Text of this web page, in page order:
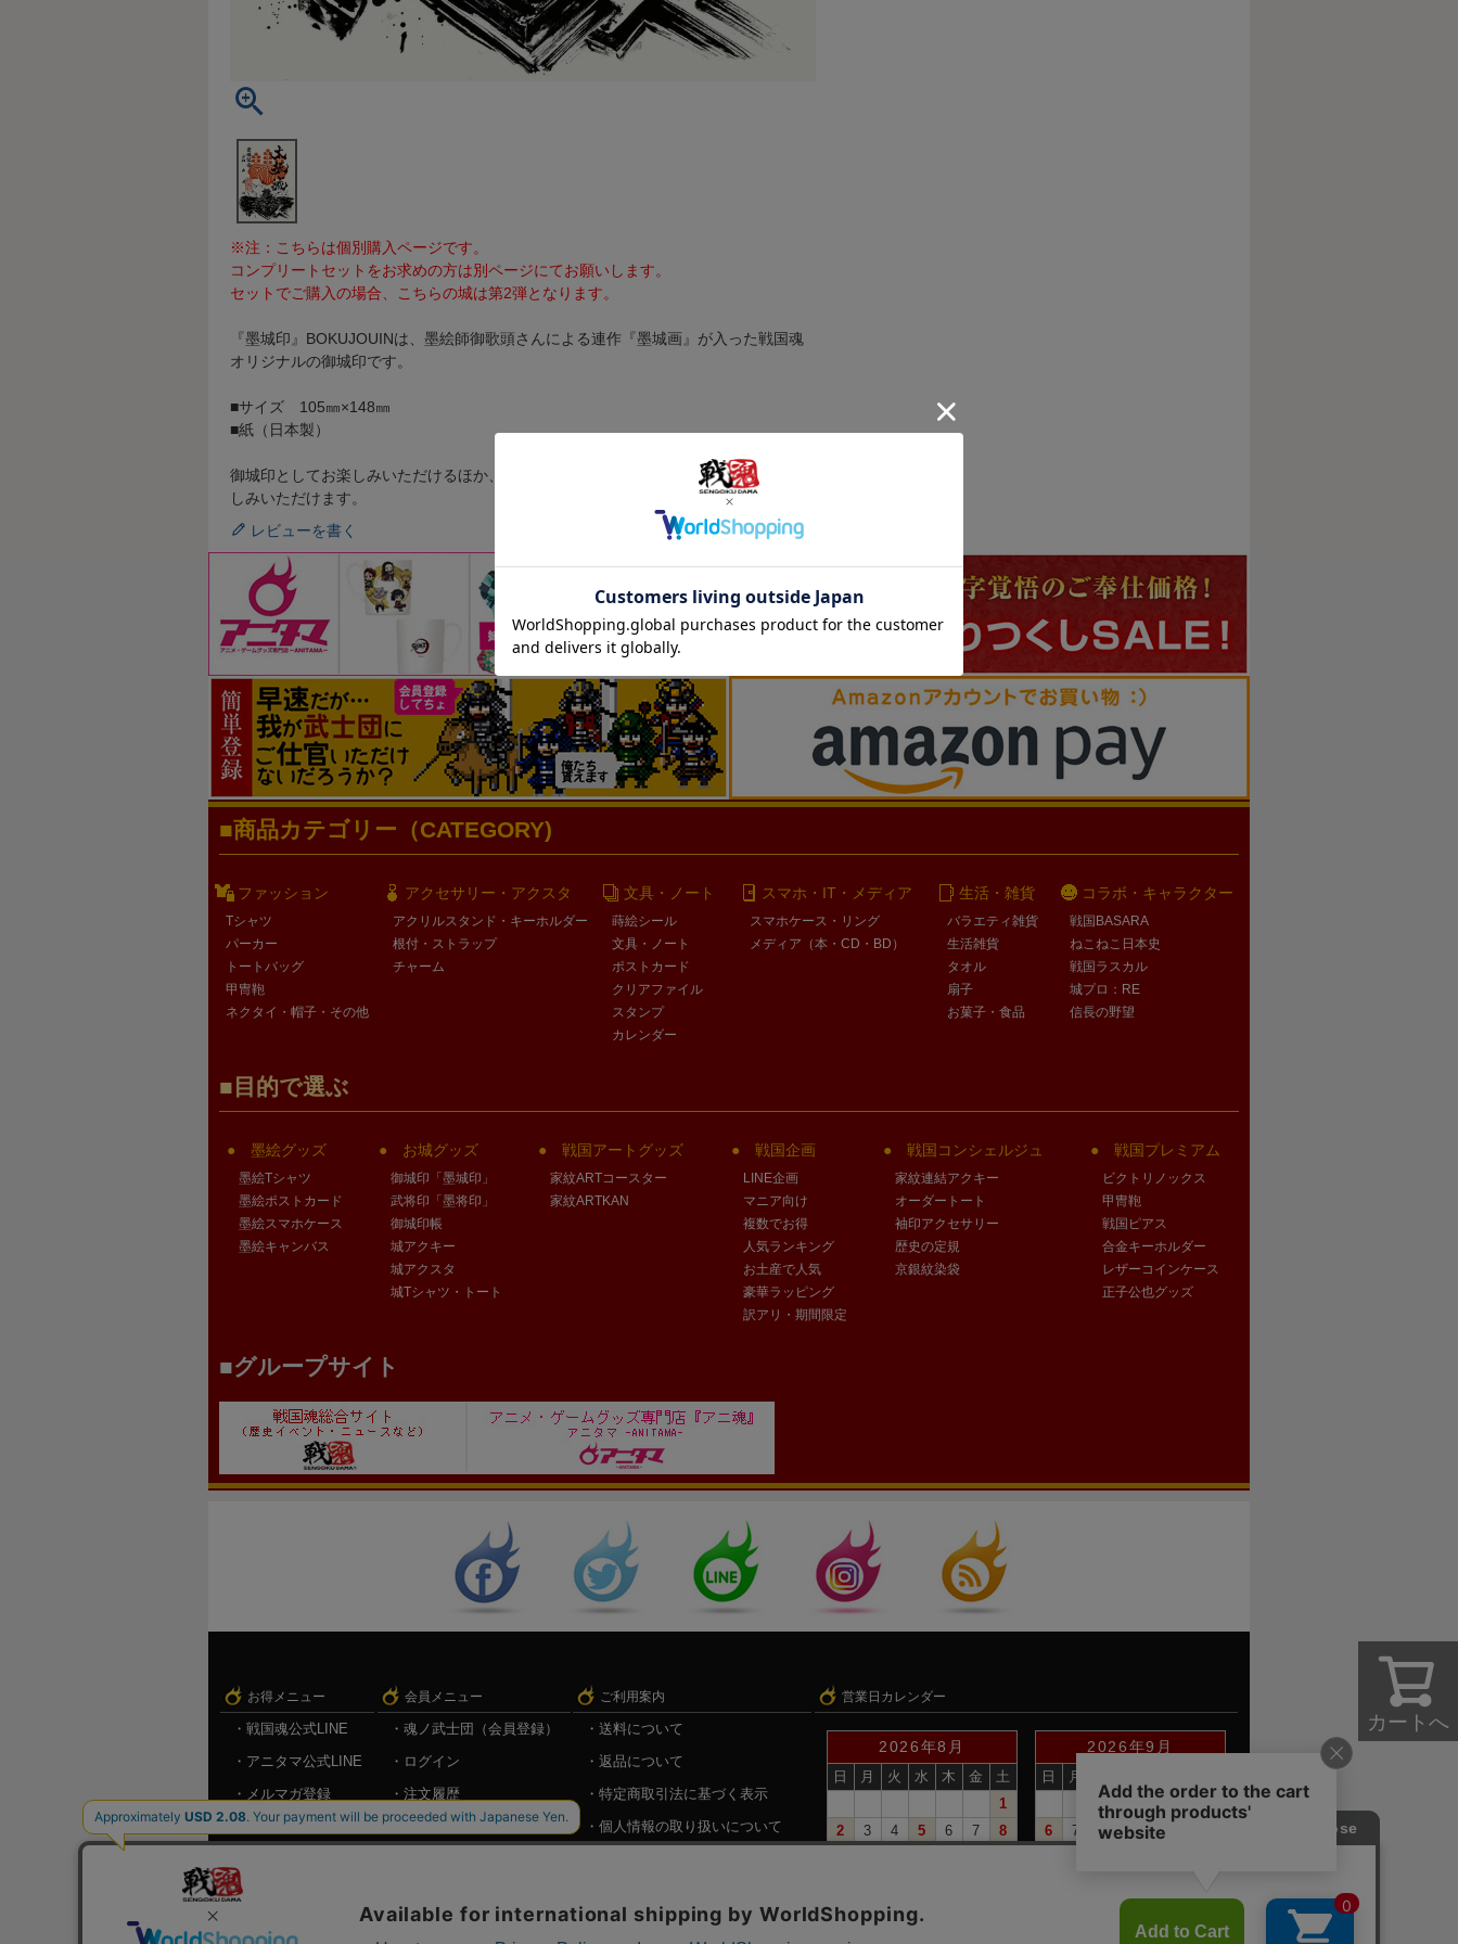
カートへ
※注：こちらは個別購入ページです。
コンプリートセットをお求めの方は別ページにてお願いします。
セットでご購入の場合、こちらの城は第2弾となります。
『墨城印』BOKUJOUINは、墨絵師御歌頭さんによる連作『墨城画』が入った戦国魂
オリジナルの御城印です。
■サイズ 105㎜×148㎜
■紙（日本製）
御城印としてお楽しみいただけるほか、ポストカードサイズのフレームに入れてお楽
しみいただけます。
レビューを書く
商品カテゴリー（CATEGORY)
ファッション
Tシャツ
パーカー
トートバッグ
甲冑鞄
ネクタイ・帽子・その他
アクセサリー・アクスタ
アクリルスタンド・キーホルダー
根付・ストラップ
チャーム
文具・ノート
蒔絵シール
文具・ノート
ポストカード
クリアファイル
スタンプ
カレンダー
スマホ・IT・メディア
スマホケース・リング
メディア（本・CD・BD）
生活・雑貨
バラエティ雑貨
生活雑貨
タオル
扇子
お菓子・食品
コラボ・キャラクター
戦国BASARA
ねこねこ日本史
戦国ラスカル
城プロ：RE
信長の野望
目的で選ぶ
墨絵グッズ
墨絵Tシャツ
墨絵ポストカード
墨絵スマホケース
墨絵キャンバス
お城グッズ
御城印「墨城印」
武将印「墨将印」
御城印帳
城アクキー
城アクスタ
城Tシャツ・トート
戦国アートグッズ
家紋ARTコースター
家紋ARTKAN
戦国企画
LINE企画
マニア向け
複数でお得
人気ランキング
お土産で人気
豪華ラッピング
訳アリ・期間限定
戦国コンシェルジュ
家紋連結アクキー
オーダートート
袖印アクセサリー
歴史の定規
京銀紋染袋
戦国プレミアム
ビクトリノックス
甲冑鞄
戦国ピアス
合金キーホルダー
レザーコインケース
正子公也グッズ
グループサイト
お得メニュー
戦国魂公式LINE
アニタマ公式LINE
メルマガ登録
キャンペーン情報
会員メニュー
魂ノ武士団（会員登録）
ログイン
注文履歴
お気に入り
ご利用案内
送料について
返品について
特定商取引法に基づく表示
個人情報の取り扱いについて
営業日カレンダー
2026年8月
日 月 火 水 木 金
土
1
2
3 4 5 6 7
8
23
24 25 26
2026年9月
日 月
1
2 3 4
5
6
7 8 9 10